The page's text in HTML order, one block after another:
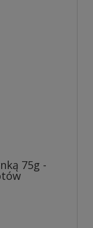
75g -